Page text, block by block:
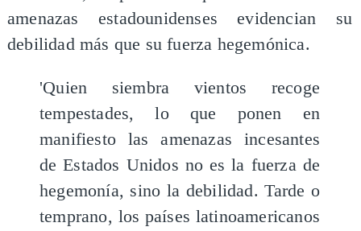
amenazas estadounidenses evidencian su
debilidad más que su fuerza hegemónica.
'Quien siembra vientos recoge
tempestades, lo que ponen en
manifiesto las amenazas incesantes
de Estados Unidos no es la fuerza de
hegemonía, sino la debilidad. Tarde o
temprano, los países latinoamericanos